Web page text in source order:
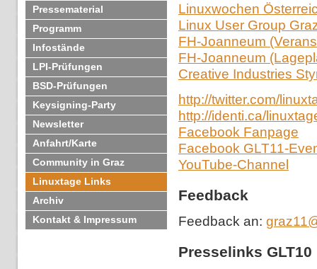
Pressematerial
Programm
Infostände
LPI-Prüfungen
BSD-Prüfungen
Keysigning-Party
Newsletter
Anfahrt/Karte
Community in Graz
Linuxtage Links
Archiv
Kontakt & Impressum
Linuxwochen
Linux User Group
FH-Joanneum
FH-Joanneum
Creative Industries
http://twitter.com/
http://identi.ca/
Facebook Fanpage
Facebook GLT11-
YouTube-Channel
Feedback
Feedback an:
Presselinks GLT10